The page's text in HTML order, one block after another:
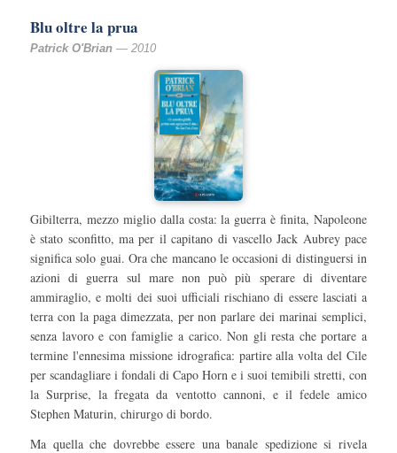
Blu oltre la prua
Patrick O'Brian — 2010
Gibilterra, mezzo miglio dalla costa: la guerra è finita, Napoleone
è stato sconfitto, ma per il capitano di vascello Jack Aubrey pace
significa solo guai. Ora che mancano le occasioni di distinguersi in
azioni di guerra sul mare non può più sperare di diventare
ammiraglio, e molti dei suoi ufficiali rischiano di essere lasciati a
terra con la paga dimezzata, per non parlare dei marinai semplici,
senza lavoro e con famiglie a carico. Non gli resta che portare a
termine l'ennesima missione idrografica: partire alla volta del Cile
per scandagliare i fondali di Capo Horn e i suoi temibili stretti, con
la Surprise, la fregata da ventotto cannoni, e il fedele amico
Stephen Maturin, chirurgo di bordo.
Ma quella che dovrebbe essere una banale spedizione si rivela